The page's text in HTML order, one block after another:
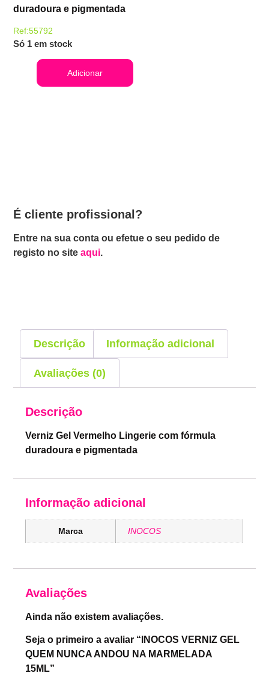
duradoura e pigmentada
Ref:55792
Só 1 em stock
Adicionar
É cliente profissional?
Entre na sua conta ou efetue o seu pedido de
registo no siteaqui.
Descrição Informação adicional
Avaliações (0)
Descrição
Verniz Gel Vermelho Lingerie com fórmula
duradoura e pigmentada
Informação adicional
Marca INOCOS
Avaliações
Ainda não existem avaliações.
Seja o primeiro a avaliar “INOCOS VERNIZ GEL
QUEM NUNCA ANDOU NA MARMELADA
15ML”